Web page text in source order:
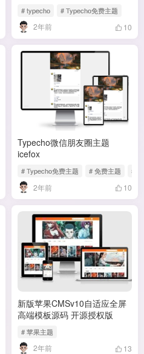
# typecho # Typecho免费主题
2年前 10
Typecho微信朋友圈主题
icefox
# Typecho免费主题 # 免费主题 #
2年前 10
新版苹果CMSv10自适应全屏
高端模板源码 开源授权版
# 苹果主题
2年前 13